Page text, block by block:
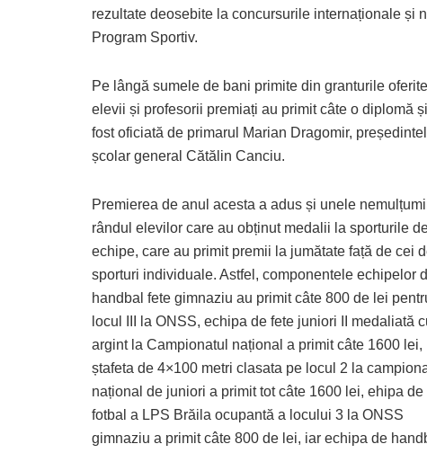
rezultate deosebite la concursurile internaționale și
Program Sportiv.
Pe lângă sumele de bani primite din granturile
elevii și profesorii premiați au primit câte o diplomă
fost oficiată de primarul Marian Dragomir,
școlar general Cătălin Canciu.
Premierea de anul acesta a adus și unele
rândul elevilor care au obținut medalii la sporturile
echipe, care au primit premii la jumătate față de cei
sporturi individuale. Astfel, componentele echipelor
handbal fete gimnaziu au primit câte 800 de lei
locul III la ONSS, echipa de fete juniori II medaliată
argint la Campionatul național a primit câte 1600 lei,
ștafeta de 4×100 metri clasata pe locul 2 la
național de juniori a primit tot câte 1600 lei, ehipa de
fotbal a LPS Brăila ocupantă a locului 3 la ONSS
gimnaziu a primit câte 800 de lei, iar echipa de